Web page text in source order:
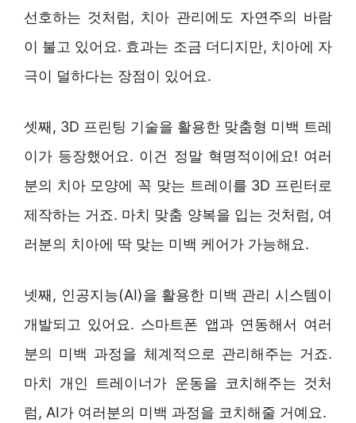
선호하는 것처럼, 치아 관리에도 자연주의 바람
이 불고 있어요. 효과는 조금 더디지만, 치아에 자
극이 덜하다는 장점이 있어요.
셋째, 3D 프린팅 기술을 활용한 맞춤형 미백 트레
이가 등장했어요. 이건 정말 혁명적이에요! 여러
분의 치아 모양에 꼭 맞는 트레이를 3D 프린터로
제작하는 거죠. 마치 맞춤 양복을 입는 것처럼, 여
러분의 치아에 딱 맞는 미백 케어가 가능해요.
넷째, 인공지능(AI)을 활용한 미백 관리 시스템이
개발되고 있어요. 스마트폰 앱과 연동해서 여러
분의 미백 과정을 체계적으로 관리해주는 거죠.
마치 개인 트레이너가 운동을 코치해주는 것처
럼, AI가 여러분의 미백 과정을 코치해줄 거예요.